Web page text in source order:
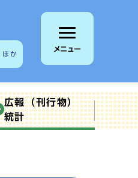
ほか
メニュー
広報（刊行物）
統計